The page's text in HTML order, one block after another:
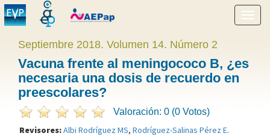
menú
Septiembre 2018. Volumen 14. Número 2
Vacuna frente al meningococo B, ¿es
necesaria una dosis de recuerdo en
preescolares?
Valoración: 0 (0 Votos)
Revisores:Albi Rodríguez MS, Rodríguez-Salinas Pérez E.